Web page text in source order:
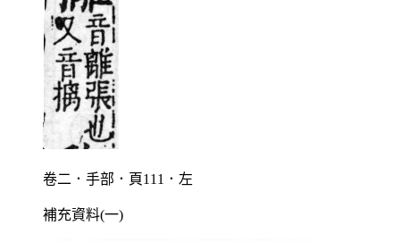
卷二．手部．頁111．左
補充資料(一)